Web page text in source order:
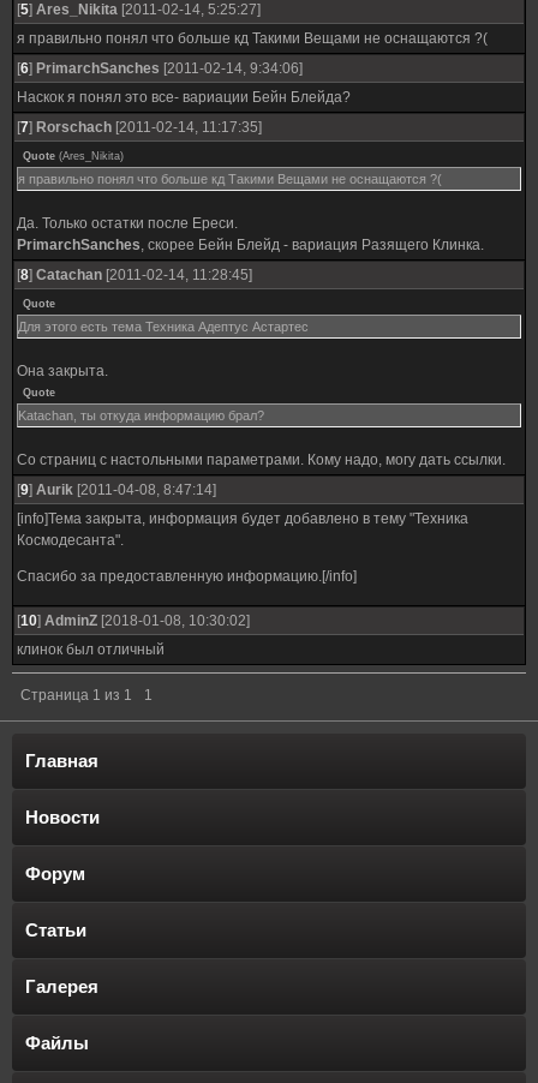
[5] Ares_Nikita [2011-02-14, 5:25:27]
я правильно понял что больше кд Такими Вещами не оснащаются ?(
[6] PrimarchSanches [2011-02-14, 9:34:06]
Наскок я понял это все- вариации Бейн Блейда?
[7] Rorschach [2011-02-14, 11:17:35]
Quote (Ares_Nikita)
я правильно понял что больше кд Такими Вещами не оснащаются ?(
Да. Только остатки после Ереси.
PrimarchSanches, скорее Бейн Блейд - вариация Разящего Клинка.
[8] Catachan [2011-02-14, 11:28:45]
Quote
Для этого есть тема Техника Адептус Астартес
Она закрыта.
Quote
Katachan, ты откуда информацию брал?
Со страниц с настольными параметрами. Кому надо, могу дать ссылки.
[9] Aurik [2011-04-08, 8:47:14]
[info]Тема закрыта, информация будет добавлено в тему "Техника
Космодесанта".
Спасибо за предоставленную информацию.[/info]
[10] AdminZ [2018-01-08, 10:30:02]
клинок был отличный
Страница 1 из 1 1
Главная
Новости
Форум
Статьи
Галерея
Файлы